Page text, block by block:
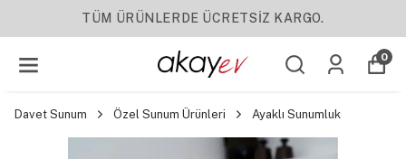
TÜM ÜRÜNLERDE ÜCRETSİZ KARGO.
0
Davet Sunum Özel Sunum Ürünleri Ayaklı Sunumluk